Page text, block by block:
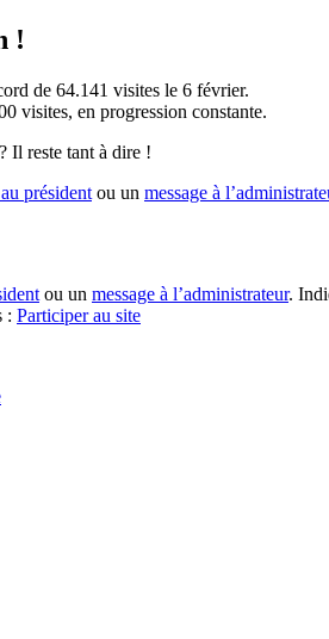
!
de 64.141 visites le 6 février.
visites, en progression constante.
Il reste tant à dire !
président ou un message à
ou un message à l’administrateur.
: Participer au site